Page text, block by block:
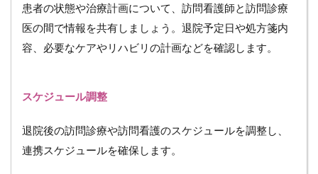
携
に
お
け
看
ス
ー
患者の状態や治療計画について、訪問看護師と訪問診療
医の間で情報を共有しましょう。退院予定日や処方箋内
容、必要なケアやリハビリの計画などを確認します。
スケジュール調整
退院後の訪問診療や訪問看護のスケジュールを調整し、
連携スケジュールを確保します。